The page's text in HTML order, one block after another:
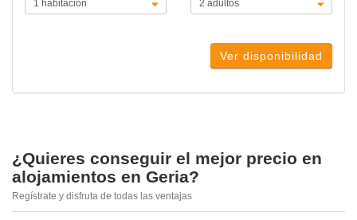
Ver disponibilidad
¿Quieres conseguir el mejor precio en
alojamientos en Geria?
Regístrate y disfruta de todas las ventajas